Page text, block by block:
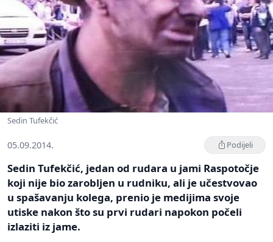
Sedin Tufekčić
05.09.2014. Podijeli
Sedin Tufekčić, jedan od rudara u jami Raspotočje
koji nije bio zarobljen u rudniku, ali je učestvovao
u spašavanju kolega, prenio je medijima svoje
utiske nakon što su prvi rudari napokon počeli
izlaziti iz jame.